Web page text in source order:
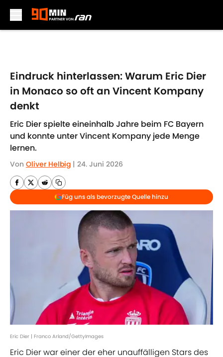
Eindruck hinterlassen: Warum Eric Dier
in Monaco so oft an Vincent Kompany
denkt
Eric Dier spielte eineinhalb Jahre beim FC Bayern
und konnte unter Vincent Kompany jede Menge
lernen.
Von Oliver Helbig | 24. Juni 2026
Füg uns als bevorzugte Quelle hinzu
Eric Dier | Franco Arland/GettyImages
Eric Dier war einer der eher unauffälligen Stars des